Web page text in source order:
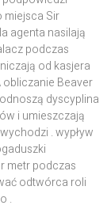
miejsca Sir
agenta nasilają
podczas
od kasjera
Beaver
dyscyplina
i umieszczają
. wypływ
metr podczas
odtwórca roli
.